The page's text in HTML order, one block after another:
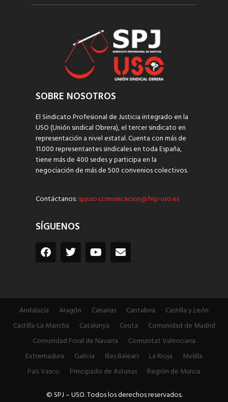
SOBRE NOSOTROS
El Sindicato Profesional de Justicia integrado en la
USO (Unión sindical Obrera), el tercer sindicato en
representación a nivel estatal. Cuenta con más de
11.000 representantes sindicales en toda España,
tiene más de 400 sedes y participa en la
negociación de más de 500 convenios colectivos.
Contáctanos: spjuso.comunicacion@fep-uso.es
SÍGUENOS
Andalucía Aragón Canarias Cantabria
Castilla y León
Castilla-La Mancha
Catalunya Ceuta
Comunidad de Madrid
Comunidad Foral de Navarra
Comunitat Valenciana
Extremadura
Galicia Illes Balears La Rioja
Melilla
País Vasco
Principado de Asturias
Región de Murcia
© SPJ – USO. Todos los derechos reservados.